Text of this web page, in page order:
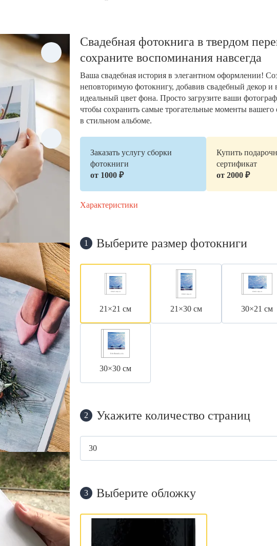
Свадебная фотокнига в твердом
сохраните воспоминания навсегда
Ваша свадебная история в элегантном оформлении!
неповторимую фотокнигу, добавив свадебный декор и
идеальный цвет фона. Просто загрузите ваши
чтобы сохранить самые трогательные моменты вашего
в стильном альбоме.
Заказать услугу сборки
фотокниги
от 1000 ₽
Купить
сертификат
от 2000 ₽
Характеристики
1 Выберите размер фотокниги
21×21 см 21×30 см 30×21 см
30×30 см
2 Укажите количество страниц
3 Выберите обложку